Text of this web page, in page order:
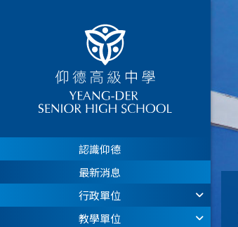
認識仰德
最新消息
行政單位
教學單位